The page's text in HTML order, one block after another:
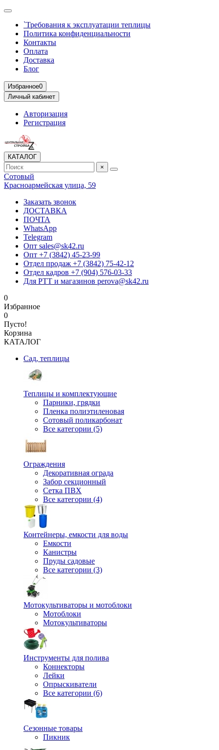
`Требования к эксплуатации теплицы
Политика конфиденциальности
Контакты
Оплата
Доставка
Блог
Избранное0
Личный кабинет
Авторизация
Регистрация
КАТАЛОГ
×
Сотовый
Красноармейская улица, 59
Заказать звонок
ДОСТАВКА
ПОЧТА
WhatsApp
Telegram
Опт sales@sk42.ru
Опт +7 (3842) 45-23-99
Отдел продаж +7 (3842) 75-42-12
Отдел кадров +7 (904) 576-03-33
Для РТТ и магазинов perova@sk42.ru
0
Избранное
0
Пусто!
Корзина
КАТАЛОГ
Сад, теплицы
Теплицы и комплектующие
Парники, грядки
Пленка полиэтиленовая
Сотовый поликарбонат
Все категории (5)
Ограждения
Декоративная ограда
Забор секционный
Сетка ПВХ
Все категории (4)
Контейнеры, емкости для воды
Емкости
Канистры
Пруды садовые
Все категории (3)
Мотокультиваторы и мотоблоки
Мотоблоки
Мотокультиваторы
Инструменты для полива
Коннекторы
Лейки
Опрыскиватели
Все категории (6)
Сезонные товары
Пикник